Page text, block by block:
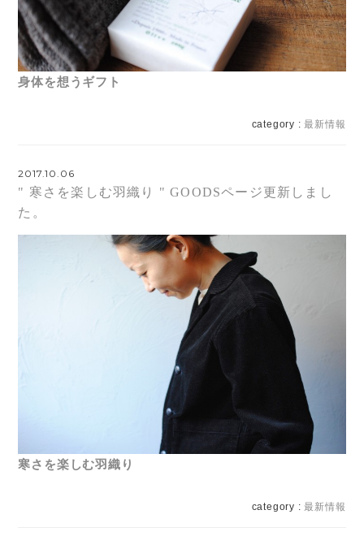
身体を想うギフト
category :最新情報
2017.10.06
" 寒さを楽しむ羽織り " GOODSページ更新しまし
た。
寒さを楽しむ羽織 り
category :最新情報